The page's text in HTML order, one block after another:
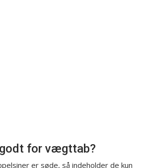
for vægttab?
er søde, så indeholder de kun